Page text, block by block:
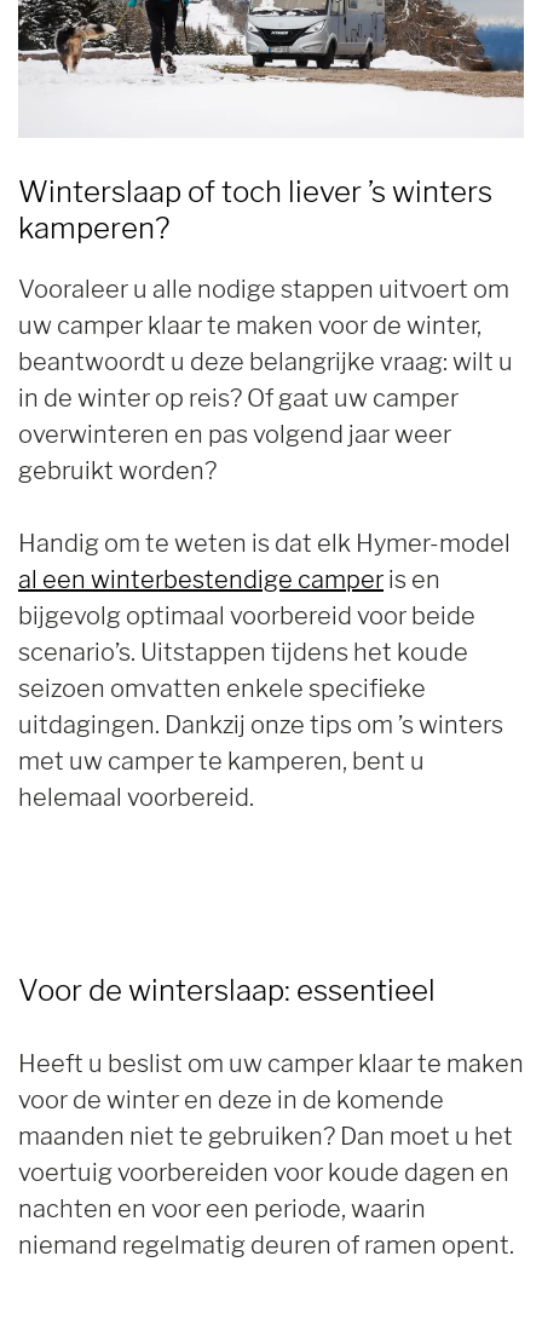
Winterslaap of toch liever ’s winters
kamperen?
Vooraleer u alle nodige stappen uitvoert om
uw camper klaar te maken voor de winter,
beantwoordt u deze belangrijke vraag: wilt u
in de winter op reis? Of gaat uw camper
overwinteren en pas volgend jaar weer
gebruikt worden?
Handig om te weten is dat elk Hymer-model
al een winterbestendige camper is en
bijgevolg optimaal voorbereid voor beide
scenario’s. Uitstappen tijdens het koude
seizoen omvatten enkele specifieke
uitdagingen. Dankzij onze tips om ’s winters
met uw camper te kamperen, bent u
helemaal voorbereid.
Voor de winterslaap: essentieel
Heeft u beslist om uw camper klaar te maken
voor de winter en deze in de komende
maanden niet te gebruiken? Dan moet u het
voertuig voorbereiden voor koude dagen en
nachten en voor een periode, waarin
niemand regelmatig deuren of ramen opent.